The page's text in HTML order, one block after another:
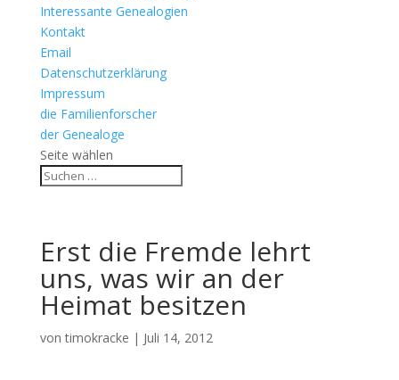
Interessante Genealogien
Kontakt
Email
Datenschutzerklärung
Impressum
die Familienforscher
der Genealoge
Seite wählen
Erst die Fremde lehrt
uns, was wir an der
Heimat besitzen
vontimokracke | Juli 14, 2012